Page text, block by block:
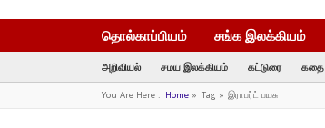
தொல்காப்பியம் சங்க இலக்கியம்
அறிவியல் சமய இலக்கியம் கட்டுரை கதை
You Are Here : Home» Tag » இராபர்ட் பயசு